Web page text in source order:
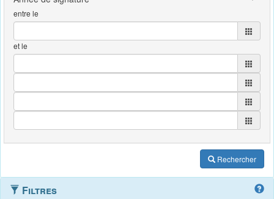
entre le
et le
Rechercher
Filtres